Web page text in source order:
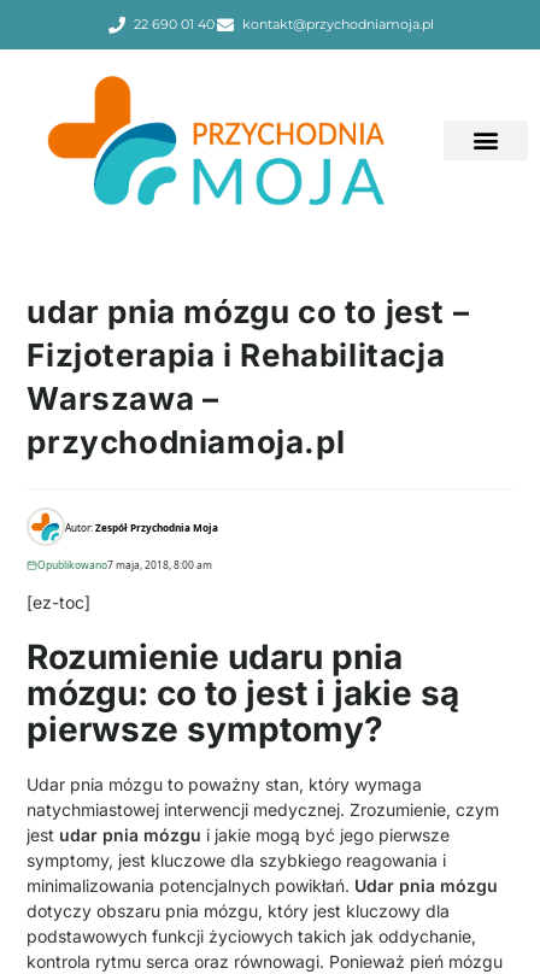
22 690 01 40 kontakt@przychodniamoja.pl
udar pnia mózgu co to jest –
Fizjoterapia i Rehabilitacja
Warszawa –
przychodniamoja.pl
Autor:Zespół Przychodnia Moja
Opublikowano7 maja, 2018, 8:00 am
[ez-toc]
Rozumienie udaru pnia
mózgu: co to jest i jakie są
pierwsze symptomy?
Udar pnia mózgu to poważny stan, który wymaga
natychmiastowej interwencji medycznej. Zrozumienie, czym
jest udar pnia mózgu i jakie mogą być jego pierwsze
symptomy, jest kluczowe dla szybkiego reagowania i
minimalizowania potencjalnych powikłań. Udar pnia mózgu
dotyczy obszaru pnia mózgu, który jest kluczowy dla
podstawowych funkcji życiowych takich jak oddychanie,
kontrola rytmu serca oraz równowagi. Ponieważ pień mózgu